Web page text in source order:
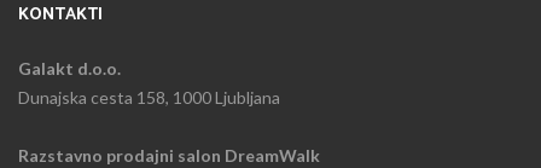
KONTAKTI
Galakt d.o.o.
Dunajska cesta 158, 1000 Ljubljana
Razstavno prodajni salon DreamWalk